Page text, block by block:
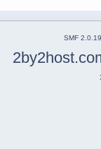
SMF 2.0.19